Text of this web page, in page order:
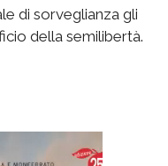
di sorveglianza gli
della semilibertà.